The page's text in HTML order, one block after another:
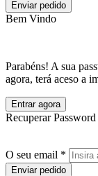
Enviar pedido
Bem Vindo
Parabéns! A sua
agora, terá aceso a
Entrar agora
Recuperar Password
O seu email *
Enviar pedido